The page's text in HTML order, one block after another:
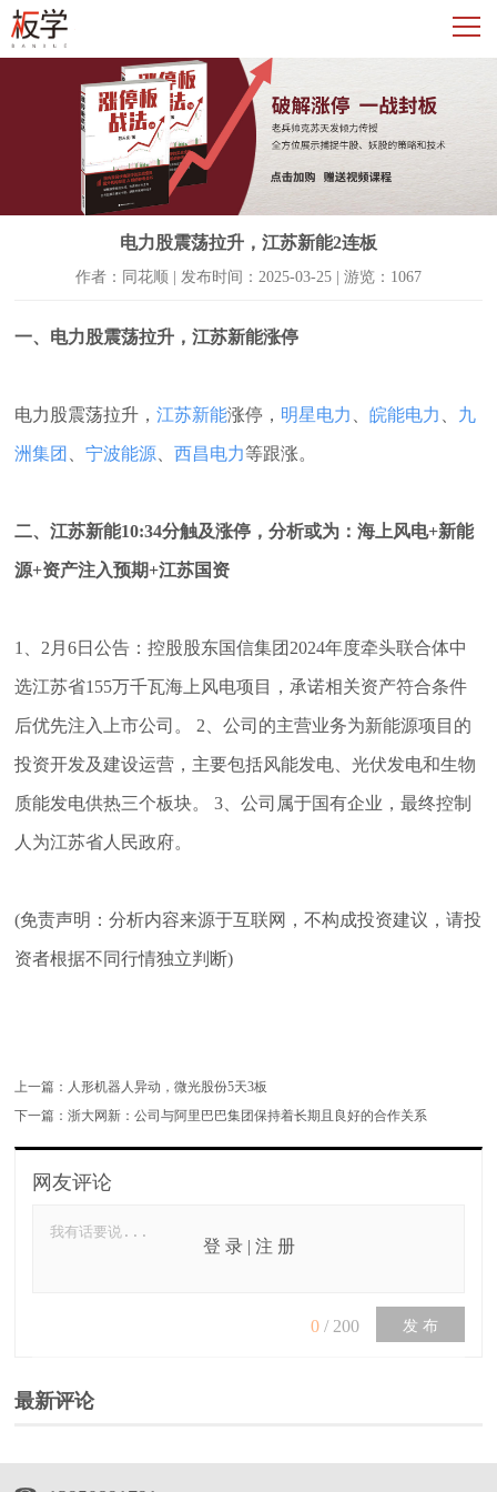
电力股震荡拉升，江苏新能2连板
作者：同花顺 | 发布时间：2025-03-25 | 游览：1067
一、电力股震荡拉升，江苏新能涨停
电力股震荡拉升，江苏新能涨停， 明星电力 、皖能电力 九
洲集团 、宁波能源 、西昌电力等跟涨。
二、江苏新能10:34分触及涨停，分析或为：海上风电+新能
源+资产注入预期+江苏国资
1、2月6日公告：控股股东国信集团2024年度牵头联合体中
选江苏省155万千瓦海上风电项目，承诺相关资产符合条件
后优先注入上市公司。 2、公司的主营业务为新能源项目的
投资开发及建设运营，主要包括风能发电、光伏发电和生物
质能发电供热三个板块。 3、公司属于国有企业，最终控制
人为江苏省人民政府。
(免责声明：分析内容来源于互联网，不构成投资建议，请投
资者根据不同行情独立判断)
上一篇： 人形机器人异动，微光股份5天3板
下一篇：浙大网新：公司与阿里巴巴集团保持着长期且良好的合作关系
网友评论
登 录| 注 册
发 布
0/ 200
最新评论